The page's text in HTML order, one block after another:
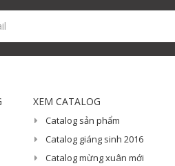
XEM CATALOG
Catalog sản phẩm
Catalog giáng sinh 2016
Catalog mừng xuân mới